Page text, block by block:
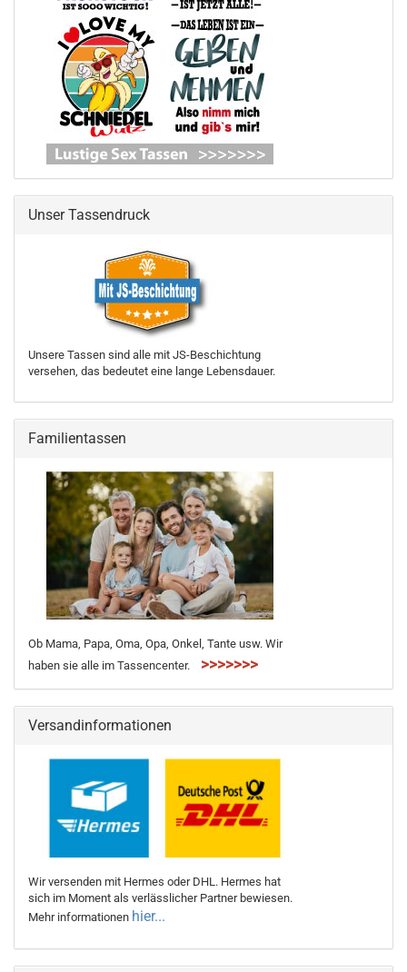
Unser Tassendruck
Unsere Tassen sind alle mit JS-Beschichtung
versehen, das bedeutet eine lange Lebensdauer.
Familientassen
Ob Mama, Papa, Oma, Opa, Onkel, Tante usw. Wir
haben sie alle im Tassencenter. >>>>>>>
Versandinformationen
Wir versenden mit Hermes oder DHL. Hermes hat
sich im Moment als verlässlicher Partner bewiesen.
Mehr informationen hier...